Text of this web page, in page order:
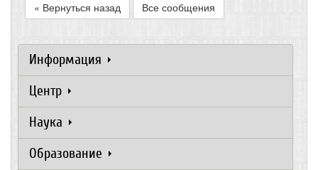
« Вернуться назад Все сообщения
Информация
Центр
Наука
Образование